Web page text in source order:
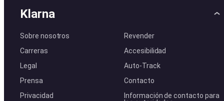
Klarna
Sobre nosotros
Carreras
Legal
Prensa
Privacidad
Revender
Accesibilidad
Auto-Track
Contacto
Información de contacto para